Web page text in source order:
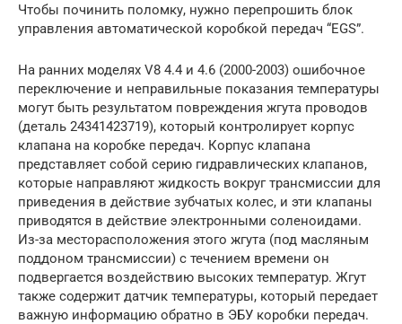
Чтобы починить поломку, нужно перепрошить блок
управления автоматической коробкой передач “EGS”.
На ранних моделях V8 4.4 и 4.6 (2000-2003) ошибочное
переключение и неправильные показания температуры
могут быть результатом повреждения жгута проводов
(деталь 24341423719), который контролирует корпус
клапана на коробке передач. Корпус клапана
представляет собой серию гидравлических клапанов,
которые направляют жидкость вокруг трансмиссии для
приведения в действие зубчатых колес, и эти клапаны
приводятся в действие электронными соленоидами.
Из-за месторасположения этого жгута (под масляным
поддоном трансмиссии) с течением времени он
подвергается воздействию высоких температур. Жгут
также содержит датчик температуры, который передает
важную информацию обратно в ЭБУ коробки передач.